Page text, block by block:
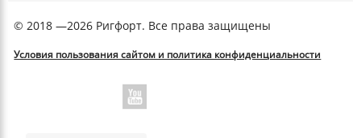
© 2018 —2026 Ригфорт. Все права защищены
Условия пользования сайтом и политика конфиденциальности